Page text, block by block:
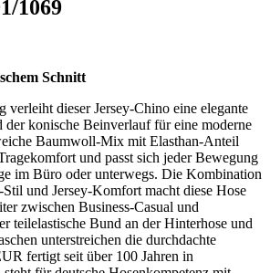
1069
Schnitt
verleiht dieser Jersey-Chino eine elegante
der konische Beinverlauf für eine moderne
Baumwoll-Mix mit Elasthan-Anteil
und passt sich jeder Bewegung
im Büro oder unterwegs. Die Kombination
und Jersey-Komfort macht diese Hose
zwischen Business-Casual und
teilelastische Bund an der Hinterhose und
unterstreichen die durchdachte
fertigt seit über 100 Jahren in